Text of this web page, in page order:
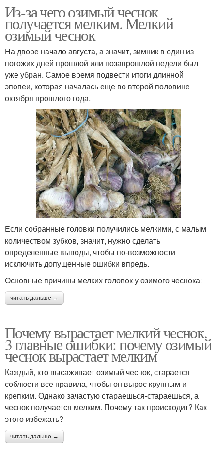
Из-за чего озимый чеснок
получается мелким. Мелкий
озимый чеснок
На дворе начало августа, а значит, зимник в один из
погожих дней прошлой или позапрошлой недели был
уже убран. Самое время подвести итоги длинной
эпопеи, которая началась еще во второй половине
октября прошлого года.
Если собранные головки получились мелкими, с малым
количеством зубков, значит, нужно сделать
определенные выводы, чтобы по-возможности
исключить допущенные ошибки впредь.
Основные причины мелких головок у озимого чеснока:
читать дальше →
Почему вырастает мелкий чеснок.
3 главные ошибки: почему озимый
чеснок вырастает мелким
Каждый, кто высаживает озимый чеснок, старается
соблюсти все правила, чтобы он вырос крупным и
крепким. Однако зачастую стараешься-стараешься, а
чеснок получается мелким. Почему так происходит? Как
этого избежать?
читать дальше →